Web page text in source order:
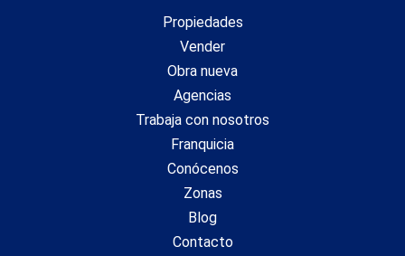
Propiedades
Vender
Obra nueva
Agencias
Trabaja con nosotros
Franquicia
Conócenos
Zonas
Blog
Contacto